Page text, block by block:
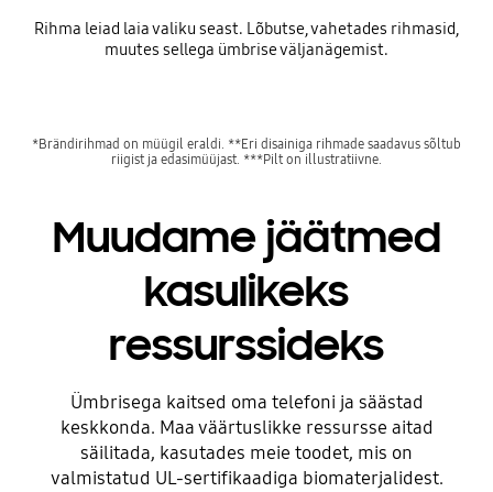
Rihma leiad laia valiku seast. Lõbutse, vahetades rihmasid,
muutes sellega ümbrise väljanägemist.
*Brändirihmad on müügil eraldi. **Eri disainiga rihmade saadavus sõltub
riigist ja edasimüüjast. ***Pilt on illustratiivne.
Muudame jäätmed
kasulikeks
ressurssideks
Ümbrisega kaitsed oma telefoni ja säästad
keskkonda. Maa väärtuslikke ressursse aitad
säilitada, kasutades meie toodet, mis on
valmistatud UL-sertifikaadiga biomaterjalidest.